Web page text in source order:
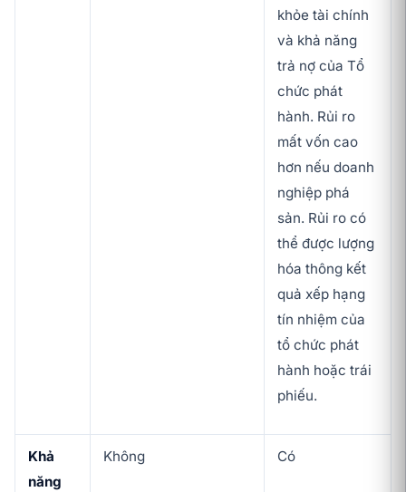
khỏe tài chính
và khả năng
trả nợ của Tổ
chức phát
hành. Rủi ro
mất vốn cao
hơn nếu doanh
nghiệp phá
sản. Rủi ro có
thể được lượng
hóa thông kết
quả xếp hạng
tín nhiệm của
tổ chức phát
hành hoặc trái
phiếu.
Khả
năng
Không Có